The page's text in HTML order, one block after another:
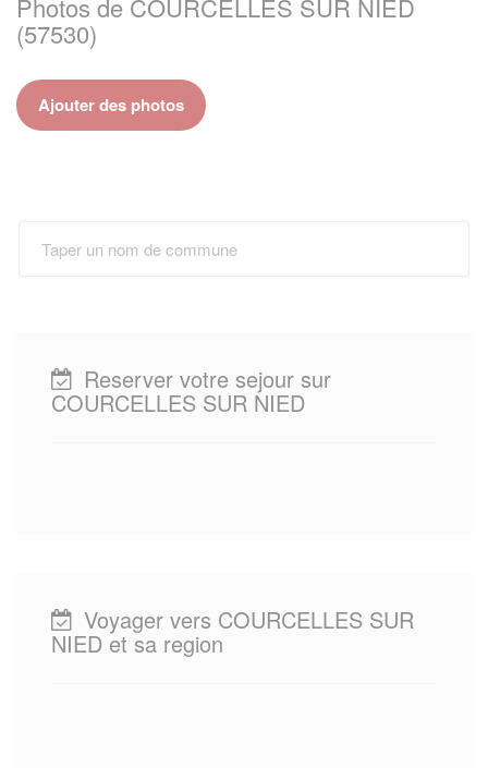
Photos de COURCELLES SUR NIED
(57530)
Ajouter des photos
Reserver votre sejour sur
COURCELLES SUR NIED
Voyager vers COURCELLES SUR
NIED et sa region